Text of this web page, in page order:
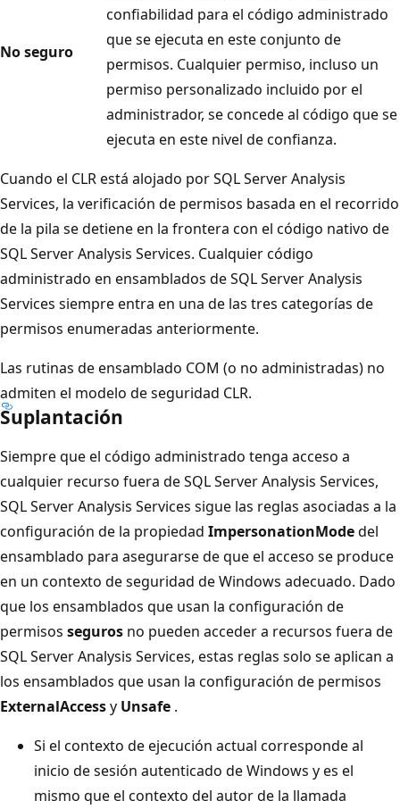
No seguro
confiabilidad para el código administrado
que se ejecuta en este conjunto de
permisos. Cualquier permiso, incluso un
permiso personalizado incluido por el
administrador, se concede al código que se
ejecuta en este nivel de confianza.
Cuando el CLR está alojado por SQL Server Analysis
Services, la verificación de permisos basada en el recorrido
de la pila se detiene en la frontera con el código nativo de
SQL Server Analysis Services. Cualquier código
administrado en ensamblados de SQL Server Analysis
Services siempre entra en una de las tres categorías de
permisos enumeradas anteriormente.
Las rutinas de ensamblado COM (o no administradas) no
admiten el modelo de seguridad CLR.
Suplantación
Siempre que el código administrado tenga acceso a
cualquier recurso fuera de SQL Server Analysis Services,
SQL Server Analysis Services sigue las reglas asociadas a la
configuración de la propiedad ImpersonationModedel
ensamblado para asegurarse de que el acceso se produce
en un contexto de seguridad de Windows adecuado. Dado
que los ensamblados que usan la configuración de
permisos seguros no pueden acceder a recursos fuera de
SQL Server Analysis Services, estas reglas solo se aplican a
los ensamblados que usan la configuración de permisos
ExternalAccessy Unsafe .
Si el contexto de ejecución actual corresponde al
inicio de sesión autenticado de Windows y es el
mismo que el contexto del autor de la llamada